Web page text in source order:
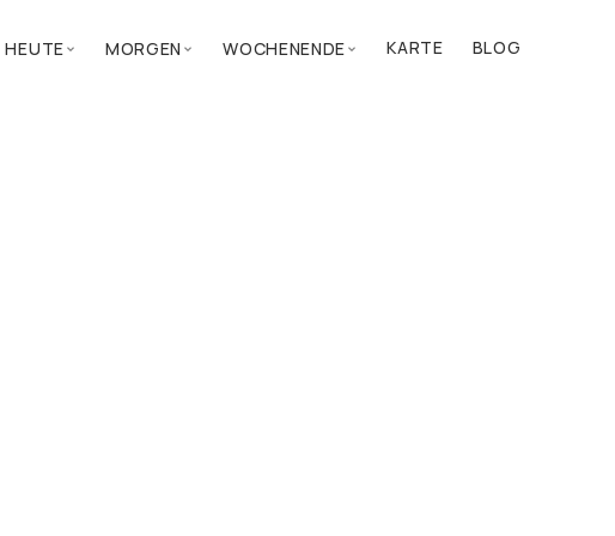
HEUTE MORGEN WOCHENENDE KARTE BLOG